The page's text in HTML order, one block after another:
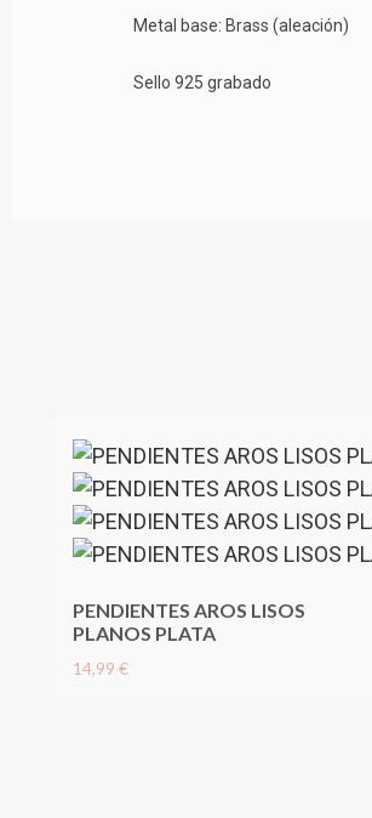
Metal base: Brass (aleación)
Sello 925 grabado
PENDIENTES AROS LISOS
PLANOS PLATA
14,99 €